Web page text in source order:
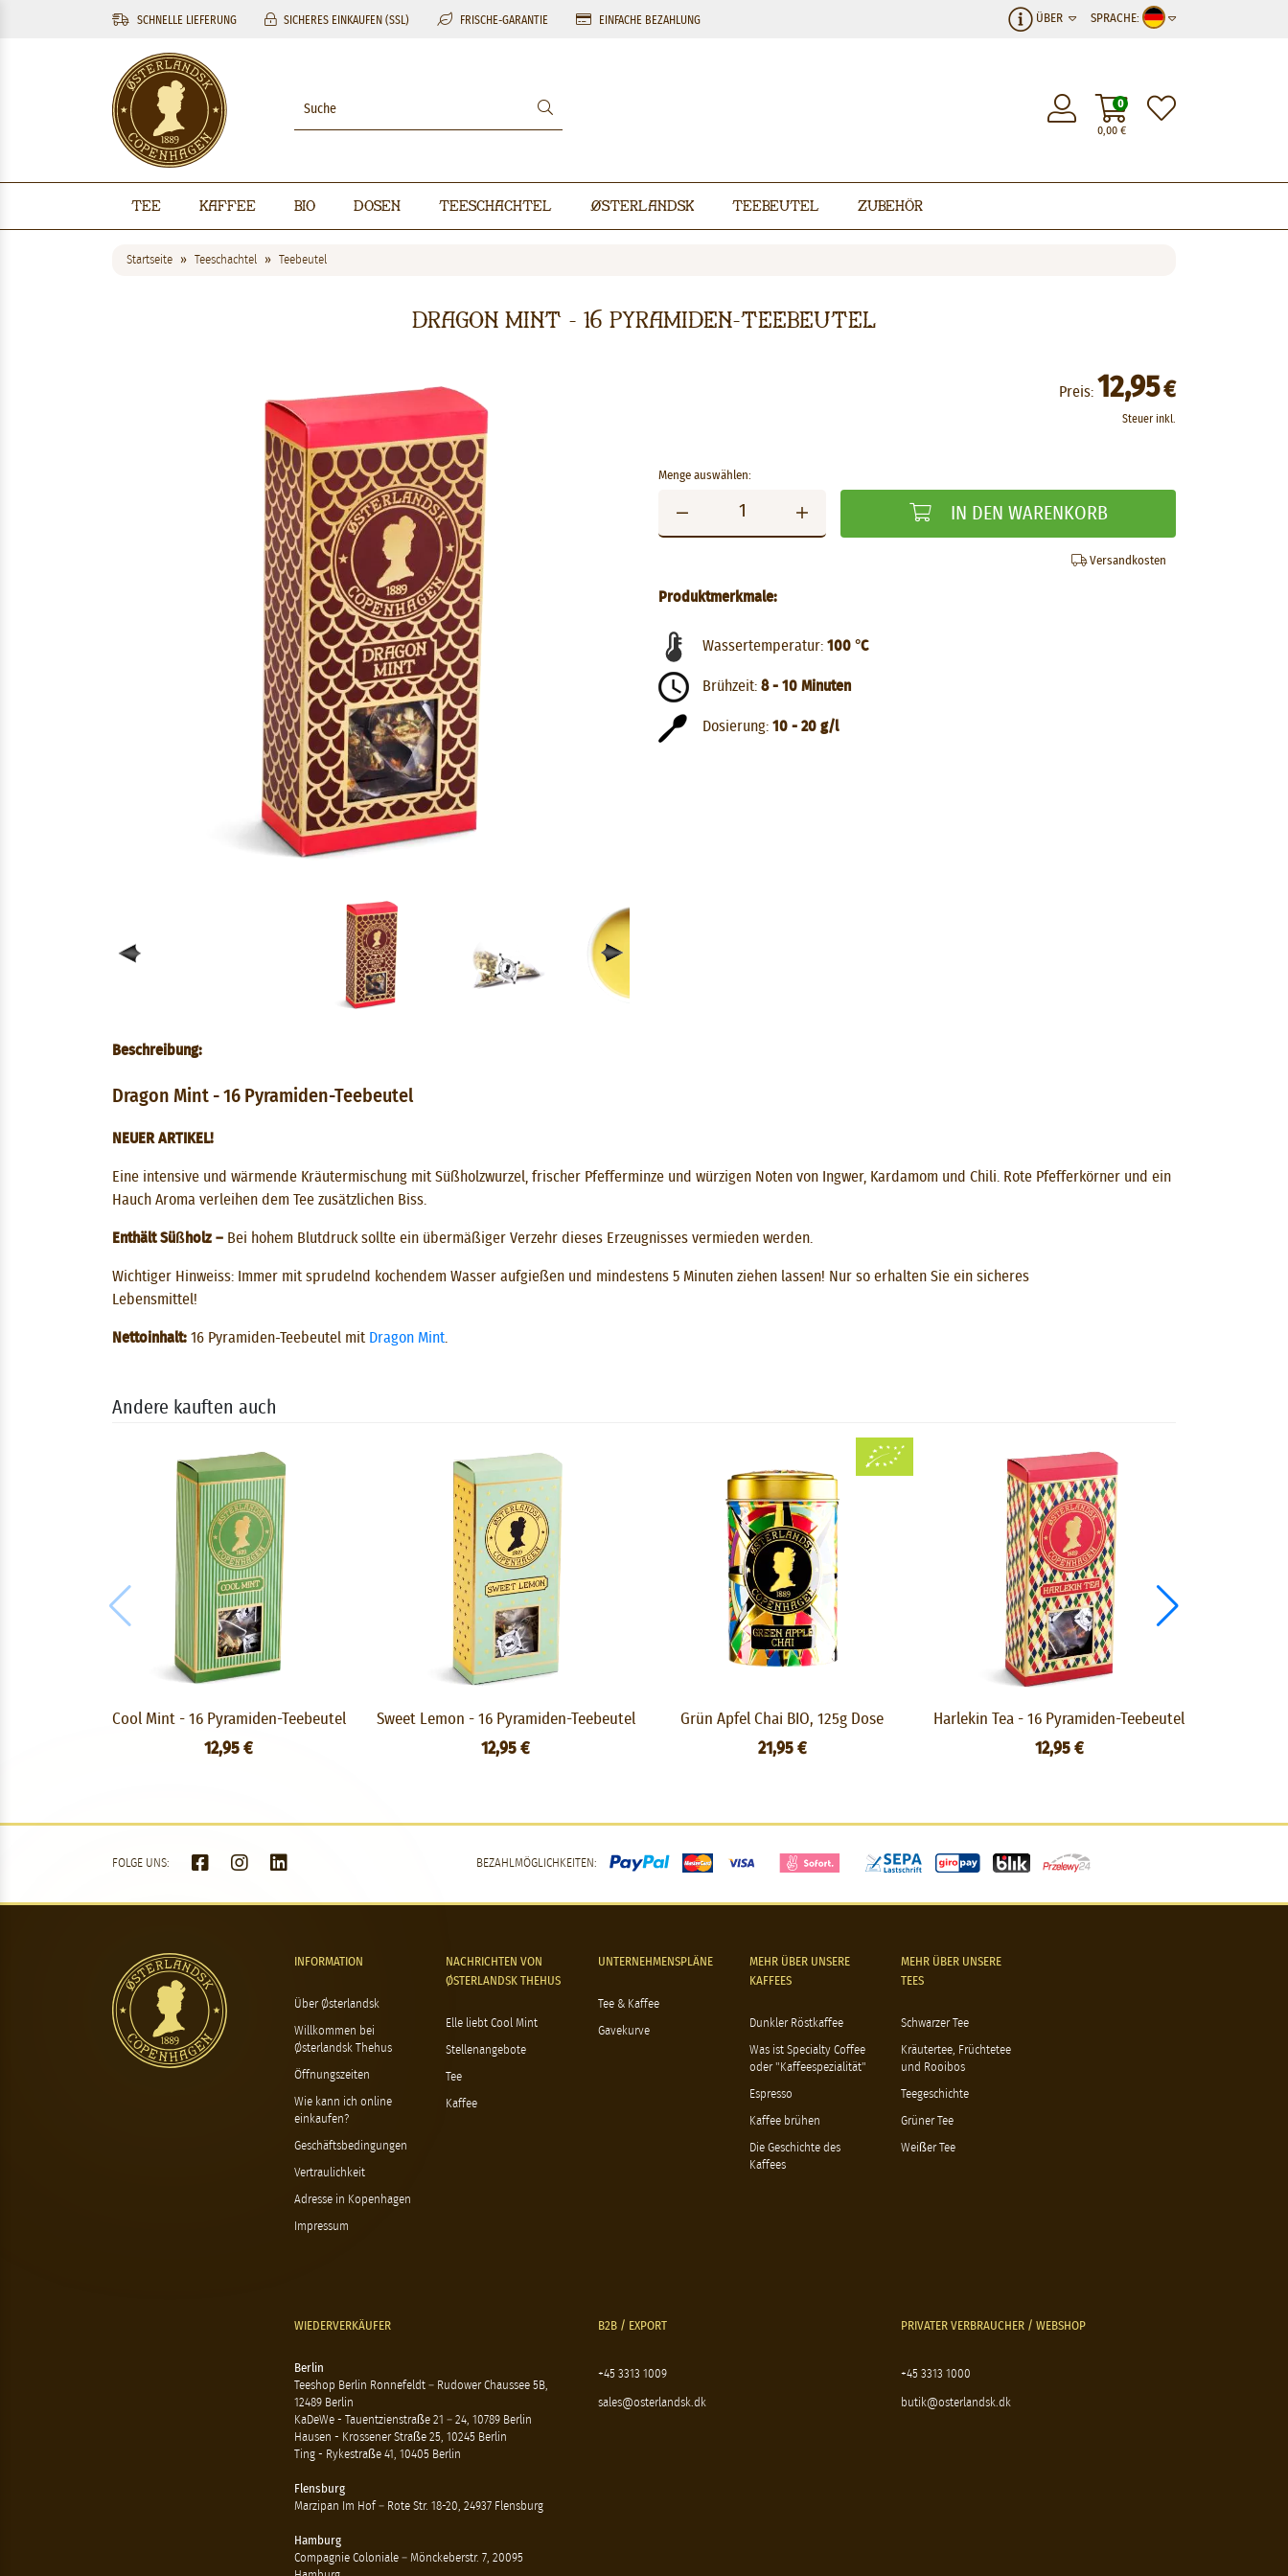
SCHNELLE LIEFERUNG SICHERES EINKAUFEN (SSL) FRISCHE-GARANTIE EINFACHE BEZAHLUNG SPRACHE:
ÜBER
0,00€
0
Tee Kaffee BIO Dosen Teeschachtel Østerlandsk Teebeutel Zubehör
Startseite Teeschachtel Teebeutel
Dragon Mint - 16 Pyramiden-Teebeutel
Preis: 12,95€
Steuer inkl.
Menge auswählen:
IN DEN WARENKORB
Versandkosten
Produktmerkmale:
Wassertemperatur: 100 °C
Brühzeit: 8 - 10 Minuten
Dosierung: 10 - 20 g/l
Beschreibung:
Dragon Mint - 16 Pyramiden-Teebeutel
NEUER ARTIKEL!
Eine intensive und wärmende Kräutermischung mit Süßholzwurzel, frischer Pfefferminze und würzigen Noten von Ingwer, Kardamom und Chili. Rote Pfefferkörner und ein
Hauch Aroma verleihen dem Tee zusätzlichen Biss.
Enthält Süßholz – Bei hohem Blutdruck sollte ein übermäßiger Verzehr dieses Erzeugnisses vermieden werden.
Wichtiger Hinweiss: Immer mit sprudelnd kochendem Wasser aufgießen und mindestens 5 Minuten ziehen lassen! Nur so erhalten Sie ein sicheres
Lebensmittel!
Nettoinhalt: 16 Pyramiden-Teebeutel mit Dragon Mint
Andere kauften auch
Cool Mint - 16 Pyramiden-Teebeutel
12,95 €
Sweet Lemon - 16 Pyramiden-Teebeutel
12,95 €
Grün Apfel Chai BIO, 125g Dose
21,95 €
Harlekin Tea - 16 Pyramiden-Teebeutel
12,95 €
FOLGE UNS: BEZAHLMÖGLICHKEITEN:
INFORMATION
Über Østerlandsk
Willkommen bei
Østerlandsk Thehus
Öffnungszeiten
Wie kann ich online
einkaufen?
Geschäftsbedingungen
Vertraulichkeit
Adresse in Kopenhagen
Impressum
NACHRICHTEN VON
ØSTERLANDSK THEHUS
Elle liebt Cool Mint
Stellenangebote
Tee
Kaffee
UNTERNEHMENSPLÄNE
Tee & Kaffee
Gavekurve
MEHR ÜBER UNSERE
KAFFEES
Dunkler Röstkaffee
Was ist Specialty Coffee
oder "Kaffeespezialität"
Espresso
Kaffee brühen
Die Geschichte des
Kaffees
MEHR ÜBER UNSERE
TEES
Schwarzer Tee
Kräutertee, Früchtetee
und Rooibos
Teegeschichte
Grüner Tee
Weißer Tee
WIEDERVERKÄUFER
Berlin
Teeshop Berlin Ronnefeldt – Rudower Chaussee 5B,
12489 Berlin
KaDeWe - Tauentzienstraße 21 – 24, 10789 Berlin
Hausen - Krossener Straße 25, 10245 Berlin
Ting - Rykestraße 41, 10405 Berlin
Flensburg
Marzipan Im Hof – Rote Str. 18-20, 24937 Flensburg
Hamburg
Compagnie Coloniale – Mönckeberstr. 7, 20095
B2B / EXPORT
+45 3313 1009
sales@osterlandsk.dk
PRIVATER VERBRAUCHER / WEBSHOP
+45 3313 1000
butik@osterlandsk.dk